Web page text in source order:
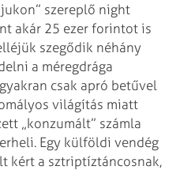
szereplő night
akár 25 ezer forintot is
szegődik néhány
a méregdrága
csak apró betűvel
világítás miatt
„konzumált” számla
Egy külföldi vendég
kért a sztriptíztáncosnak,